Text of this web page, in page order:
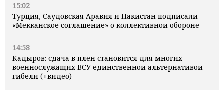
15:02
Турция, Саудовская Аравия и Пакистан подписали
«Мекканское соглашение» о коллективной обороне
14:58
Кадыров: сдача в плен становится для многих
военнослужащих ВСУ единственной альтернативой
гибели (+видео)